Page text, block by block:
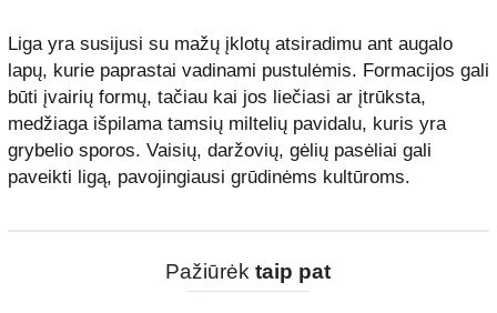
Liga yra susijusi su mažų įklotų atsiradimu ant augalo
lapų, kurie paprastai vadinami pustulėmis. Formacijos gali
būti įvairių formų, tačiau kai jos liečiasi ar įtrūksta,
medžiaga išpilama tamsių miltelių pavidalu, kuris yra
grybelio sporos. Vaisių, daržovių, gėlių pasėliai gali
paveikti ligą, pavojingiausi grūdinėms kultūroms.
Pažiūrėktaip pat